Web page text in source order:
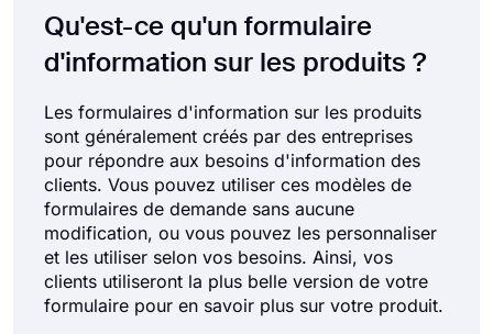
Qu'est-ce qu'un formulaire
d'information sur les produits ?
Les formulaires d'information sur les produits
sont généralement créés par des entreprises
pour répondre aux besoins d'information des
clients. Vous pouvez utiliser ces modèles de
formulaires de demande sans aucune
modification, ou vous pouvez les personnaliser
et les utiliser selon vos besoins. Ainsi, vos
clients utiliseront la plus belle version de votre
formulaire pour en savoir plus sur votre produit.